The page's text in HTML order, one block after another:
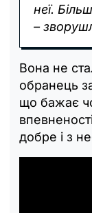
неї.
–
Вона не
обранець
що бажає
добре і з